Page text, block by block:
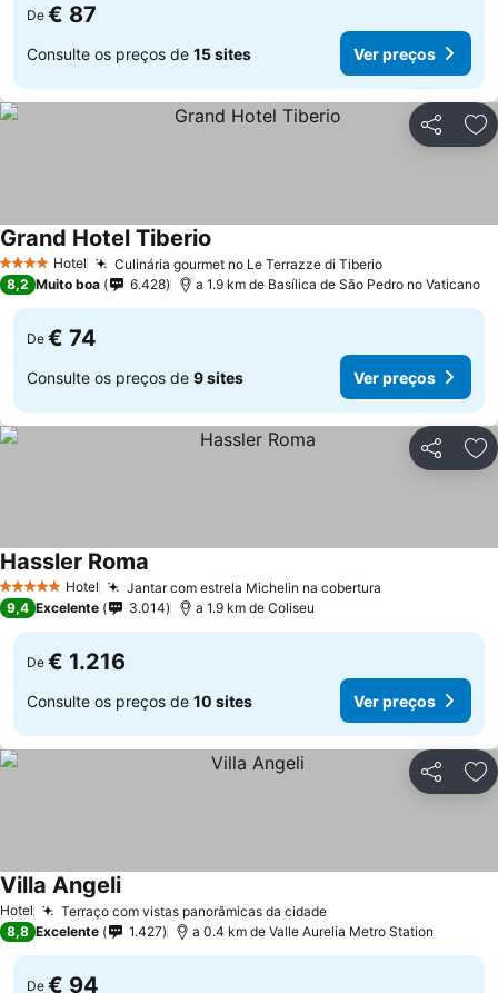
De € 87
Consulte os preços de 15 sites Ver preços
Partilhar
4 EstrelasHotel Culinária gourmet no Le Terrazze di Tiberio
Grand Hotel Tiberio
8,2 Muito boa 6.428 a 1.9 km de Basílica de São Pedro no Vaticano
De € 74
Consulte os preços de 9 sites Ver preços
Partilhar
5 Estrelas Hotel Jantar com estrela Michelin na cobertura
Hassler Roma
9,4 Excelente 3.014 a 1.9 km de Coliseu
De € 1.216
Consulte os preços de 10 sites Ver preços
Partilhar
Hotel Terraço com vistas panorâmicas da cidade
Villa Angeli
8,8 Excelente 1.427 a 0.4 km de Valle Aurelia Metro Station
De € 94